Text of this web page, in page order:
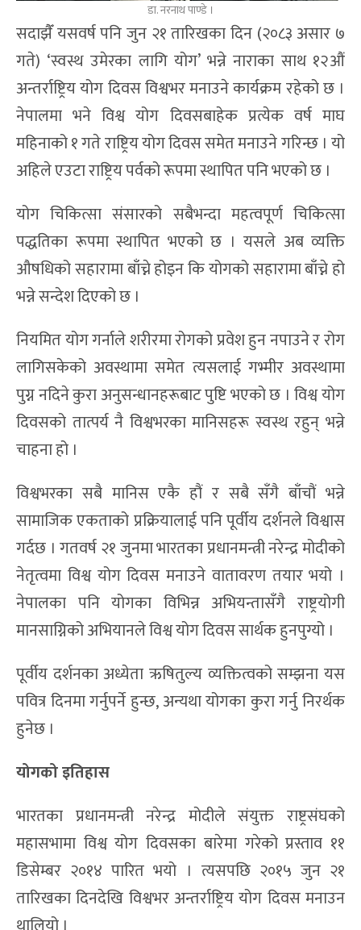
डा. नरनाथ पाण्डे ।
सदाझैँ यसवर्ष पनि जुन २१ तारिखका दिन (२०८३ असार ७
गते) ‘स्वस्थ उमेरका लागि योग’ भन्ने नाराका साथ १२औं
अन्तर्राष्ट्रिय योग दिवस विश्वभर मनाउने कार्यक्रम रहेको छ ।
नेपालमा भने विश्व योग दिवसबाहेक प्रत्येक वर्ष माघ
महिनाको १ गते राष्ट्रिय योग दिवस समेत मनाउने गरिन्छ । यो
अहिले एउटा राष्ट्रिय पर्वको रूपमा स्थापित पनि भएको छ ।
योग चिकित्सा संसारको सबैभन्दा महत्वपूर्ण चिकित्सा
पद्धतिका रूपमा स्थापित भएको छ । यसले अब व्यक्ति
औषधिको सहारामा बाँच्ने होइन कि योगको सहारामा बाँच्ने हो
भन्ने सन्देश दिएको छ ।
नियमित योग गर्नाले शरीरमा रोगको प्रवेश हुन नपाउने र रोग
लागिसकेको अवस्थामा समेत त्यसलाई गभ्मीर अवस्थामा
पुग्न नदिने कुरा अनुसन्धानहरूबाट पुष्टि भएको छ । विश्व योग
दिवसको तात्पर्य नै विश्वभरका मानिसहरू स्वस्थ रहुन् भन्ने
चाहना हो ।
विश्वभरका सबै मानिस एकै हौं र सबै सँगै बाँचौं भन्ने
सामाजिक एकताको प्रक्रियालाई पनि पूर्वीय दर्शनले विश्वास
गर्दछ । गतवर्ष २१ जुनमा भारतका प्रधानमन्त्री नरेन्द्र मोदीको
नेतृत्वमा विश्व योग दिवस मनाउने वातावरण तयार भयो ।
नेपालका पनि योगका विभिन्न अभियन्तासँगै राष्ट्रयोगी
मानसाग्निको अभियानले विश्व योग दिवस सार्थक हुनपुग्यो ।
पूर्वीय दर्शनका अध्येता ऋषितुल्य व्यक्तित्वको सम्झना यस
पवित्र दिनमा गर्नुपर्ने हुन्छ, अन्यथा योगका कुरा गर्नु निरर्थक
हुनेछ ।
योगको इतिहास
भारतका प्रधानमन्त्री नरेन्द्र मोदीले संयुक्त राष्ट्रसंघको
महासभामा विश्व योग दिवसका बारेमा गरेको प्रस्ताव ११
डिसेम्बर २०१४ पारित भयो । त्यसपछि २०१५ जुन २१
तारिखका दिनदेखि विश्वभर अन्तर्राष्ट्रिय योग दिवस मनाउन